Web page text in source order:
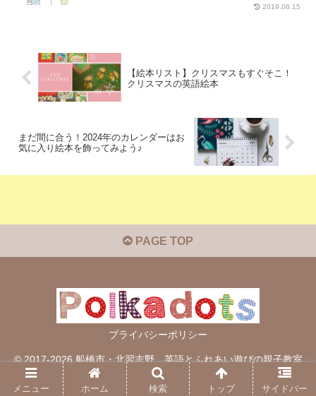
2019.08.15
【絵本リスト】クリスマスもすぐそこ！
クリスマスの英語絵本
まだ間に合う！2024年のカレンダーはお
気に入り絵本を飾ってみよう♪
PAGE TOP
プライバシーポリシー
© 2017-2026 船橋市・北習志野 英語とふれあい遊びの親子教室
○ポルカドット○.
メニュー ホーム 検索 トップ サイドバー